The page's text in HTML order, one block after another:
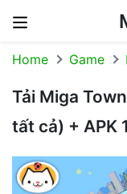
Home Game
Tải Miga
tất cả) + APK